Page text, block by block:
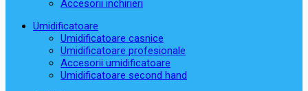
Accesorii inchirieri
Umidificatoare
Umidificatoare casnice
Umidificatoare profesionale
Accesorii umidificatoare
Umidificatoare second hand